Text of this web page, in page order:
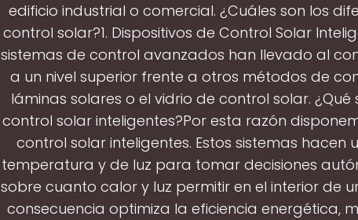
edificio industrial o comercial. ¿Cuáles son los
control solar?1. Dispositivos de Control Solar
sistemas de control avanzados han llevado al
a un nivel superior frente a otros métodos de
láminas solares o el vidrio de control solar. ¿Qué
control solar inteligentes?Por esta razón
control solar inteligentes. Estos sistemas hacen
temperatura y de luz para tomar decisiones
sobre cuanto calor y luz permitir en el interior de
consecuencia optimiza la eficiencia energética,